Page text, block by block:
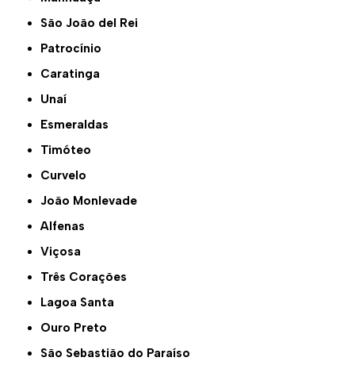
São João del Rei
Patrocínio
Caratinga
Unaí
Esmeraldas
Timóteo
Curvelo
João Monlevade
Alfenas
Viçosa
Três Corações
Lagoa Santa
Ouro Preto
São Sebastião do Paraíso